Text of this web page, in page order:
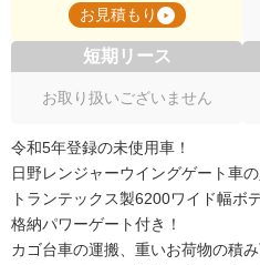
お見積もり
短期リース
お取り扱いございません
令和5年登録の未使用車！
日野レンジャーウイングゲート車の
トランテックス製6200ワイド幅ボ
格納パワーゲート付き！
カゴ台車の運搬、重いお荷物の積